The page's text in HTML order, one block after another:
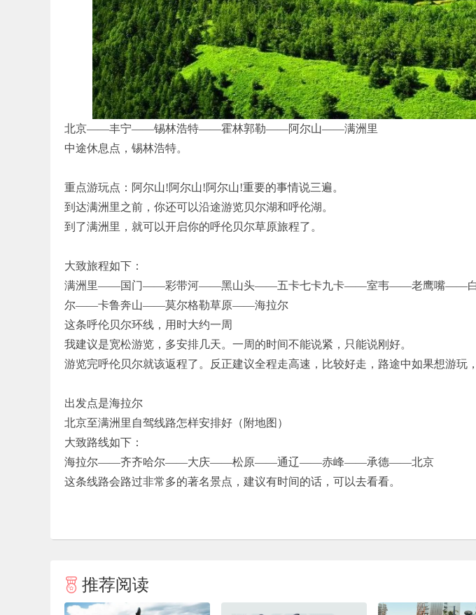
北京——丰宁——锡林浩特——霍林郭勒——阿尔山——满洲里
中途休息点，锡林浩特。
重点游玩点：阿尔山!阿尔山!阿尔山!重要的事情说三遍。
到达满洲里之前，你还可以沿途游览贝尔湖和呼伦湖。
到了满洲里，就可以开启你的呼伦贝尔草原旅程了。
大致旅程如下：
满洲里——国门——彩带河——黑山头——五卡七卡九卡——室韦——老鹰嘴——
尔——卡鲁奔山——莫尔格勒草原——海拉尔
这条呼伦贝尔环线，用时大约一周
我建议是宽松游览，多安排几天。一周的时间不能说紧，只能说刚好。
游览完呼伦贝尔就该返程了。反正建议全程走高速，比较好走，路途中如果想游玩
出发点是海拉尔
北京至满洲里自驾线路怎样安排好（附地图）
大致路线如下：
海拉尔——齐齐哈尔——大庆——松原——通辽——赤峰——承德——北京
这条线路会路过非常多的著名景点，建议有时间的话，可以去看看。
推荐阅读